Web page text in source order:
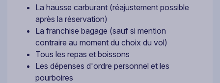
La hausse carburant (réajustement possible
après la réservation)
La franchise bagage (sauf si mention
contraire au moment du choix du vol)
Tous les repas et boissons
Les dépenses d'ordre personnel et les
pourboires